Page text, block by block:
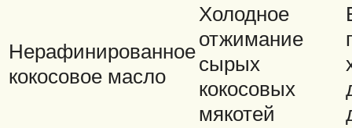
Нерафинированное
кокосовое масло
Холодное
отжимание
сырых
кокосовых
мякотей